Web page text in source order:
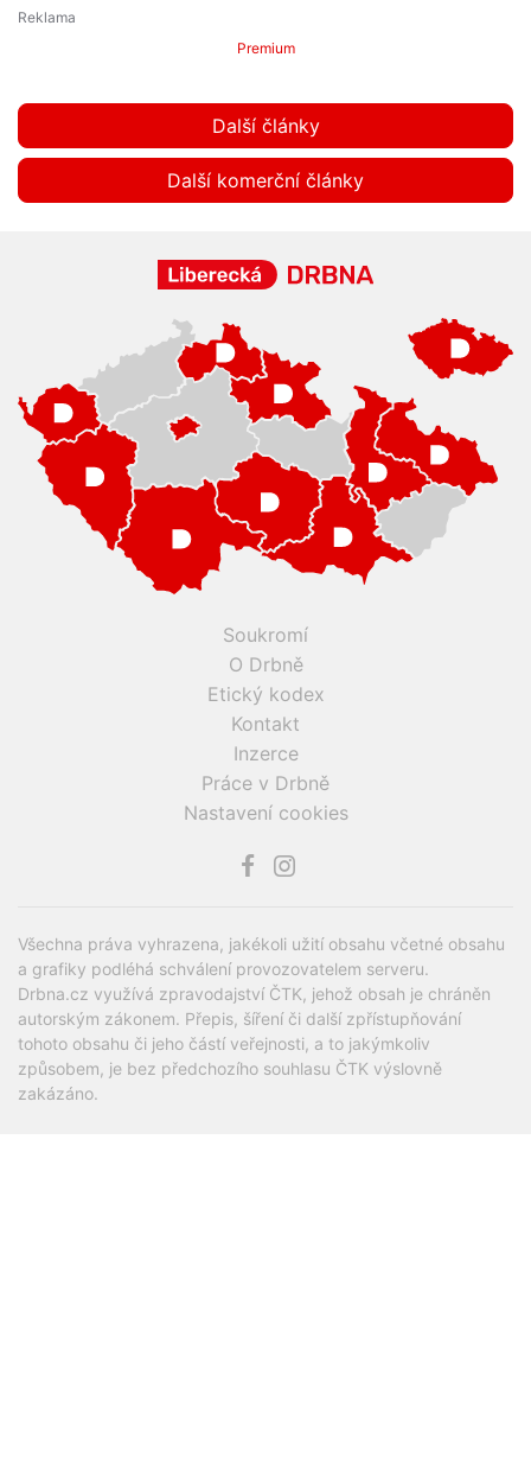
Premium
Další články
Další komerční články
Soukromí
O Drbně
Etický kodex
Kontakt
Inzerce
Práce v Drbně
Nastavení cookies
Všechna práva vyhrazena, jakékoli užití obsahu včetné obsahu
a grafiky podléhá schválení provozovatelem serveru.
Drbna.cz využívá zpravodajství ČTK, jehož obsah je chráněn
autorským zákonem. Přepis, šíření či další zpřístupňování
tohoto obsahu či jeho částí veřejnosti, a to jakýmkoliv
způsobem, je bez předchozího souhlasu ČTK výslovně
zakázáno.